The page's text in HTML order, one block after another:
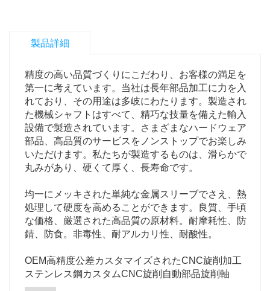
製品詳細
精度の高い品質づくりにこだわり、お客様の満足を
第一に考えています。当社は長年部品加工に力を入
れており、その用途は多岐にわたります。製造され
た機械シャフトはすべて、精巧な技量を備えた輸入
設備で製造されています。さまざまなハードウェア
部品、高品質のサービスをノンストップでお楽しみ
いただけます。私たちが製造するものは、滑らかで
丸みがあり、硬くて厚く、長寿命です。
均一にメッキされた単純な金属スリーブでさえ、熱
処理して硬度を高めることができます。良質、手頃
な価格、厳選された高品質の原材料。耐摩耗性、防
錆、防食。非毒性、耐アルカリ性、耐酸性。
OEM高精度公差カスタマイズされたCNC旋削加工
ステンレス鋼カスタムCNC旋削自動部品旋削軸